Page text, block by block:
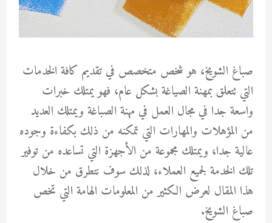
صباغ الشويخ، هو شخص متخصص في تقديم كافة الخدمات
التي تتعلق بمهنة الصياغة بشكل عام، فهو يمتلك خبرات
واسعة جدا في مجال العمل في مهنة الصباغة ويمتلك العديد
من المؤهلات والمهارات التي تمكنه من ذلك بكفاءة وجوده
عالية جدا، ويمتلك مجموعة من الأجهزة التي تساعده من توفير
تلك الخدمة لجميع العملاء، لذلك سوف نتطرق من خلال
هذا المقال لعرض الكثير من المعلومات الهامة التي تخص
صباغ الشويخ.